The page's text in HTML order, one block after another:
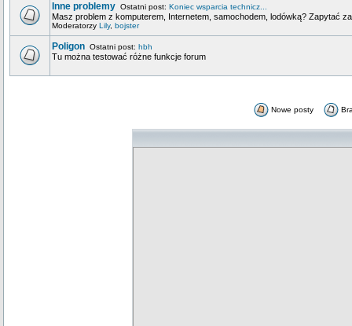
Inne problemy Ostatni post: Koniec wsparcia technicz...
Masz problem z komputerem, Internetem, samochodem, lodówką? Zapytać
Moderatorzy Lily, bojster
Poligon Ostatni post: hbh
Tu można testować różne funkcje forum
Nowe posty